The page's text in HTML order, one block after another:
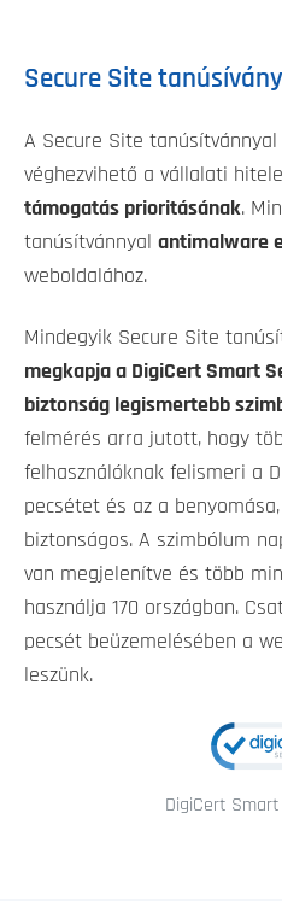
Secure Site
A Secure Site
véghezvihető a vállalati
támogatás prioritásának.
tanúsítvánnyal antimalware
weboldalához.
Mindegyik Secure Site
megkapja a DigiCert Smart
biztonság legismertebb
felmérés arra jutott, hogy
felhasználóknak felismeri a
pecsétet és az a
biztonságos. A szimbólum
van megjelenítve és több
használja 170 országban.
pecsét beüzemelésében a
leszünk.
DigiCert